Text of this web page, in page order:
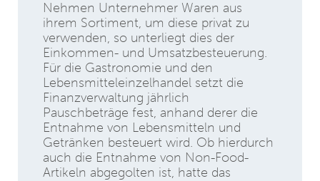
Nehmen Unternehmer Waren aus
ihrem Sortiment, um diese privat zu
verwenden, so unterliegt dies der
Einkommen- und Umsatzbesteuerung.
Für die Gastronomie und den
Lebensmitteleinzelhandel setzt die
Finanzverwaltung jährlich
Pauschbeträge fest, anhand derer die
Entnahme von Lebensmitteln und
Getränken besteuert wird. Ob hierdurch
auch die Entnahme von Non-Food-
Artikeln abgegolten ist, hatte das